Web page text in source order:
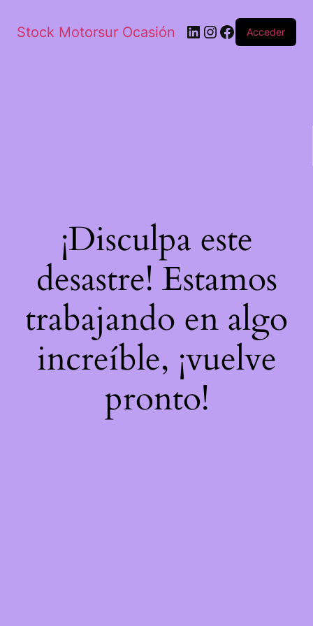
Stock Motorsur Ocasión Acceder
¡Disculpa este
desastre! Estamos
trabajando en algo
increíble, ¡vuelve
pronto!